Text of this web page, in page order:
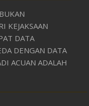
KEJAKSAAN
DATA
DENGAN DATA
ACUAN ADALAH